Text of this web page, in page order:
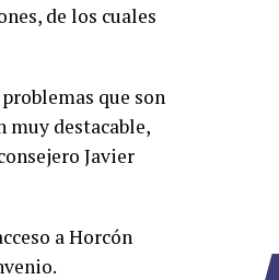
de los cuales
que son
muy destacable,
Javier
a Horcón